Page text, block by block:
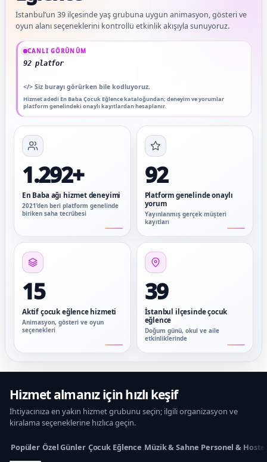
İstanbul’un 39 ilçesinde yaş grubuna uygun animasyon, gösteri ve
oyun alanı seçeneklerini kontrollü etkinlik akışıyla sunuyoruz.
CANLI GÖRÜNÜM
92 platform genelinde onaylı yorum
</> Siz burayı görürken bile kodluyoruz.
Hizmet adedi En Baba Çocuk Eğlence kataloğundan; deneyim ve yorumlar
platform genelindeki onaylı kayıtlardan hesaplanır.
Güncel veriler: 1.292+ En Baba ağı hizmet deneyimi; 92 platform genelinde
1.292+
En Baba ağı hizmet deneyimi
2021’den beri platform genelinde
biriken saha tecrübesi
92
Platform genelinde onaylı
yorum
Yayınlanmış gerçek müşteri
kayıtları
15
Aktif çocuk eğlence hizmeti
Animasyon, gösteri ve oyun
seçenekleri
39
İstanbul ilçesinde çocuk
eğlence
Doğum günü, okul ve aile
etkinliklerinde
Hizmet almanız için hızlı keşif
İhtiyacınıza en yakın hizmet grubunu seçin; ilgili organizasyon ve
kiralama seçeneklerine hızlıca geçin.
Popüler Özel Günler Çocuk Eğlence Müzik & Sahne Personel &